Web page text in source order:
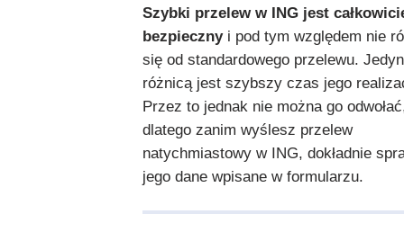
Szybki przelew w ING jest
bezpieczny i pod tym względem nie
się od standardowego przelewu.
różnicą jest szybszy czas jego
Przez to jednak nie można go
dlatego zanim wyślesz przelew
natychmiastowy w ING, dokładnie
jego dane wpisane w formularzu.